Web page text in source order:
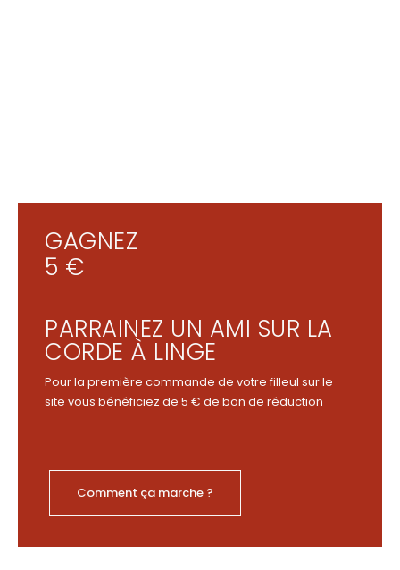
GAGNEZ
5 €
PARRAINEZ UN AMI SUR LA
CORDE À LINGE
Pour la première commande de votre filleul sur le
site vous bénéficiez de 5 € de bon de réduction
Comment ça marche ?